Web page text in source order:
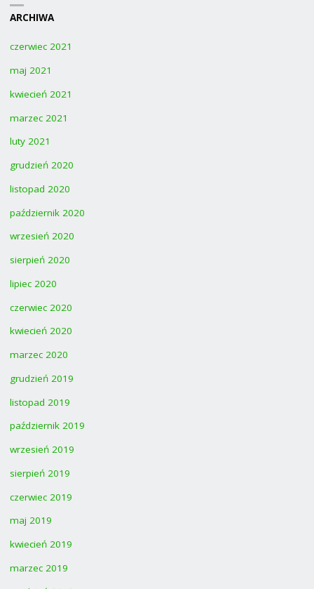
ARCHIWA
czerwiec 2021
maj 2021
kwiecień 2021
marzec 2021
luty 2021
grudzień 2020
listopad 2020
październik 2020
wrzesień 2020
sierpień 2020
lipiec 2020
czerwiec 2020
kwiecień 2020
marzec 2020
grudzień 2019
listopad 2019
październik 2019
wrzesień 2019
sierpień 2019
czerwiec 2019
maj 2019
kwiecień 2019
marzec 2019